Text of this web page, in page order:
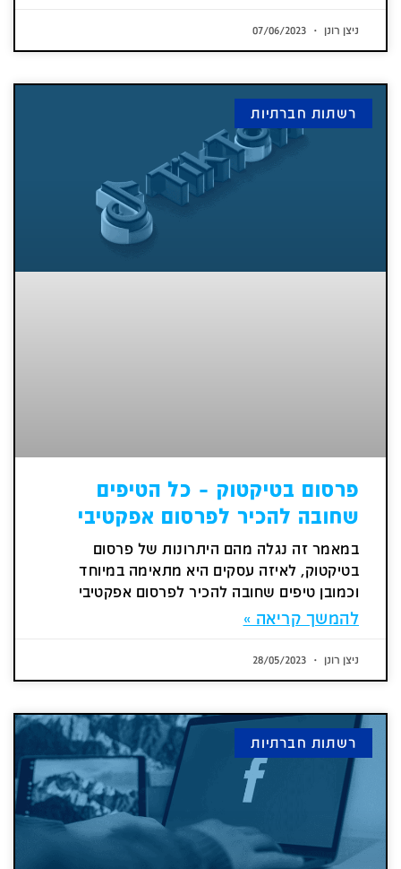
ניצן רונן
רשתות חברתיות
פרסום בטיקטוק – כל הטיפים
שחובה להכיר לפרסום אפקטיבי
במאמר זה נגלה מהם היתרונות של פרסום
בטיקטוק, לאיזה עסקים היא מתאימה במיוחד
וכמובן טיפים שחובה להכיר לפרסום אפקטיבי
להמשך קריאה »
ניצן רונן
רשתות חברתיות